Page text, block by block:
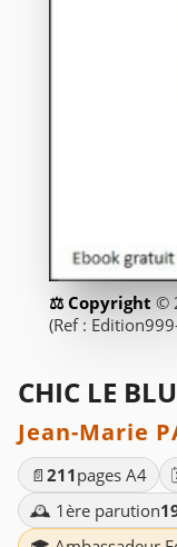
©
(Ref :
CHIC LE
Jean-Marie
📄 211pages A4
🕰️ 1ère parution